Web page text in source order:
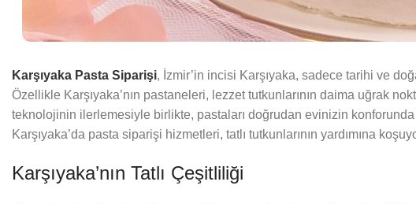
Karşıyaka Pasta Siparişi, İzmir’in incisi Karşıyaka, sadece tarihi ve
Özellikle Karşıyaka’nın pastaneleri, lezzet tutkunlarının daima uğrak
teknolojinin ilerlemesiyle birlikte, pastaları doğrudan evinizin
Karşıyaka’da pasta siparişi hizmetleri, tatlı tutkunlarının yardımına
Karşıyaka’nın Tatlı Çeşitliliği